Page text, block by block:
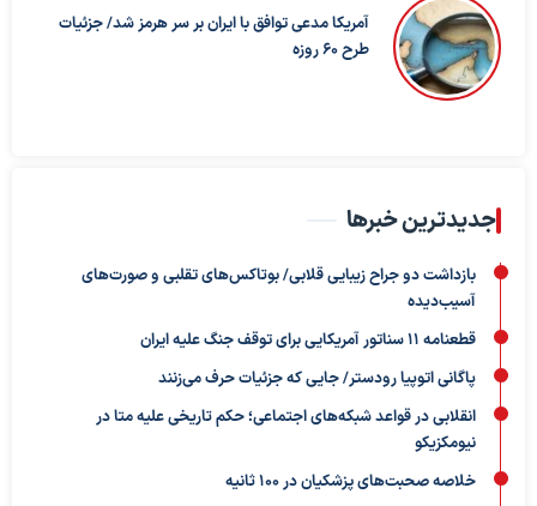
آمریکا مدعی توافق با ایران بر سر هرمز شد/ جزئیات
طرح ۶۰ روزه
جدیدترین خبرها
بازداشت دو جراح زیبایی قلابی/ بوتاکس‌های تقلبی و صورت‌های
آسیب‌دیده
قطعنامه ۱۱ سناتور آمریکایی برای توقف جنگ علیه ایران
پاگانی اتوپیا رودستر/ جایی که جزئیات حرف می‌زنند
انقلابی در قواعد شبکه‌های اجتماعی؛ حکم تاریخی علیه متا در
نیومکزیکو
خلاصه صحبت‌های پزشکیان در ۱۰۰ ثانیه